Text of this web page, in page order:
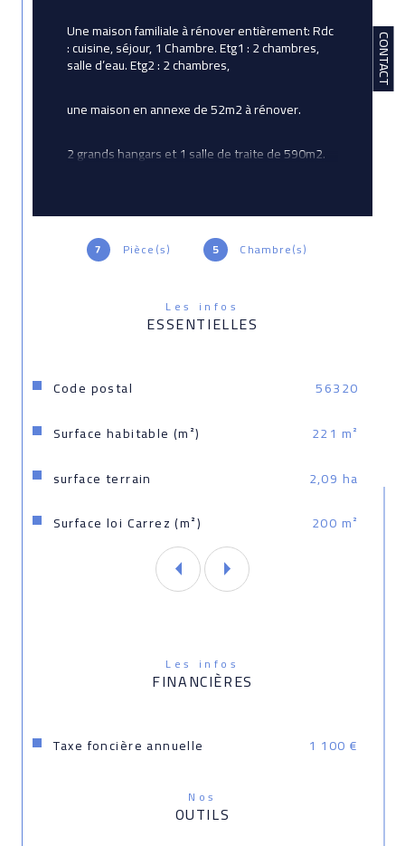
CONTACT
7 Pièce(s) 5 Chambre(s)
Les infos
ESSENTIELLES
Caractéristiques Valeurs
Code postal
56320
Surface habitable (m²)
221 m²
surface terrain
2,09 ha
Surface loi Carrez (m²)
200 m²
Une maison familiale à rénover entièrement: Rdc
: cuisine, séjour, 1 Chambre. Etg1 : 2 chambres,
salle d’eau. Etg2 : 2 chambres,
une maison en annexe de 52m2 à rénover.
2 grands hangars et 1 salle de traite de 590m2.
Prix de vente honoraires d'agence inclus
146300e : Prix de vente hors honoraires
d'agence : 140000€. 4,5% à la charge de
l’acquéreur. Contactez Denis.NICOLAS
commercial immatriculé au RSAC de Lorient sous
le numéro 844249086.
Géorisques : www. georisques. gouv. fr
Les infos
FINANCIÈRES
Taxe foncière annuelle 1 100 €
Nos
OUTILS